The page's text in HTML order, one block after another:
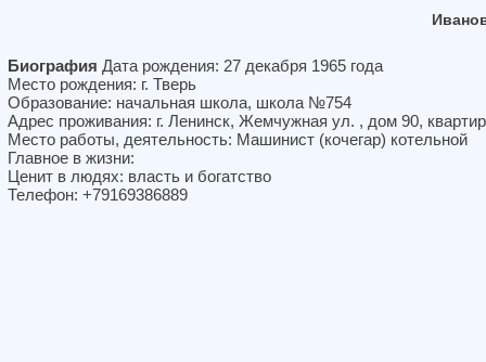
Биография Дата рождения: 27 декабря 1965 года
Место рождения: г. Тверь
Образование: начальная школа, школа №754
Адрес проживания: г. Ленинск, Жемчужная ул. , дом 90,
Место работы, деятельность: Машинист (кочегар) котельной
Главное в жизни:
Ценит в людях: власть и богатство
Телефон: +79169386889